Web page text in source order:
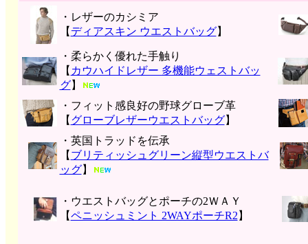
・レザーのカシミア
【 ディアスキン ウエストバッグ】
・柔らかく優れた手触り
【 カウハイドレザー 多機能ウェストバッ
グ】
・フィット感良好の野球グローブ革
【 グローブレザーウエストバッグ】
・英国トラッドを伝承
【 ブリティッシュグリーン縦型ウエストバ
ッグ】
・ウエストバッグとポーチの2ＷＡＹ
【ペニッシュミント 2WAYポーチR2 】